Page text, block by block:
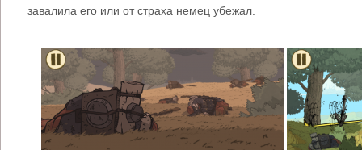
завалила его или от страха немец убежал.